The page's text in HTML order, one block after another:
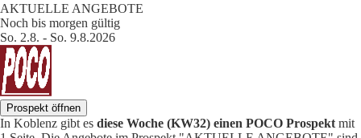
AKTUELLE ANGEBOTE
Noch bis morgen gültig
So. 2.8. - So. 9.8.2026
Prospekt öffnen
In Koblenz gibt es diese Woche (KW32) einen POCO Prospekt mit